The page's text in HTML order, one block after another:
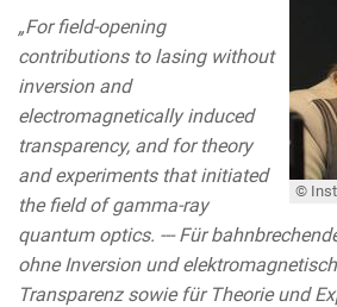
„For field-opening
contributions to lasing without
inversion and
electromagnetically induced
transparency, and for theory
and experiments that initiated
the field of gamma-ray
quantum optics. --- Für
ohne Inversion und
Transparenz sowie für Theorie und